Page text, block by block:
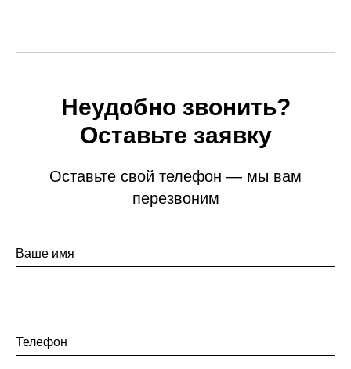
Неудобно звонить?
Оставьте заявку
Оставьте свой телефон — мы вам
перезвоним
Ваше имя
Телефон